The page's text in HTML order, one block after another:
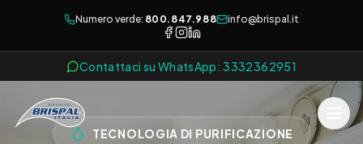
Numero verde: 800.847.988 info@brispal.it
Contattaci su WhatsApp: 3332362951
TECNOLOGIA DI PURIFICAZIONE